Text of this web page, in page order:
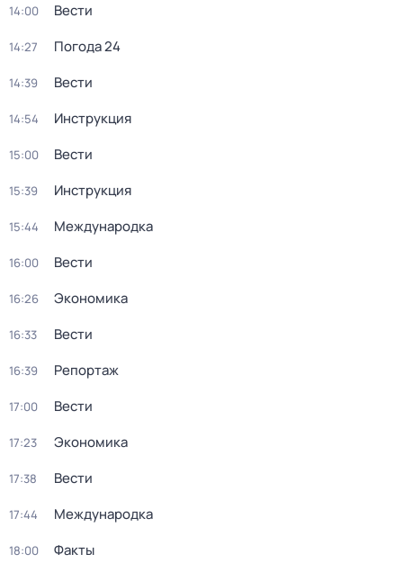
14:00 Вести
14:27 Погода 24
14:39 Вести
14:54 Инструкция
15:00 Вести
15:39 Инструкция
15:44 Международка
16:00 Вести
16:26 Экономика
16:33 Вести
16:39 Репортаж
17:00 Вести
17:23 Экономика
17:38 Вести
17:44 Международка
18:00 Факты